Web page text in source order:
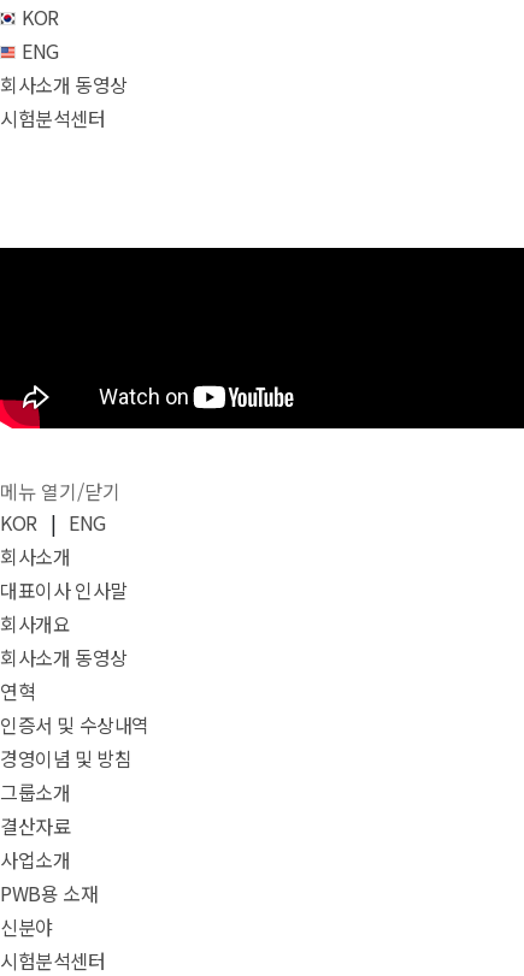
KOR
ENG
회사소개 동영상
시험분석센터
메뉴 열기/닫기
KOR | ENG
회사소개
대표이사 인사말
회사개요
회사소개 동영상
연혁
인증서 및 수상내역
경영이념 및 방침
그룹소개
결산자료
사업소개
PWB용 소재
신분야
시험분석센터